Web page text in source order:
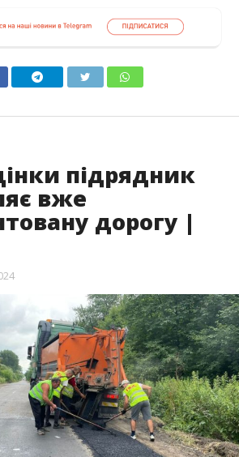
підрядник
вже
дорогу |